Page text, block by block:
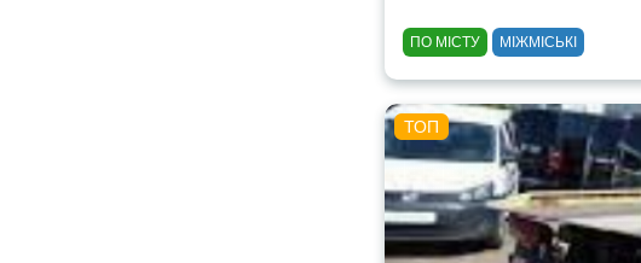
ПО МІСТУ МІЖМІСЬКІ